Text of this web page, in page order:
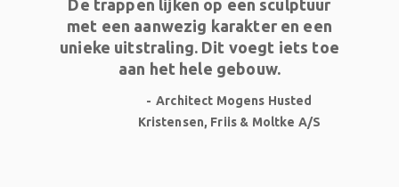
De trappen lijken op een sculptuur
met een aanwezig karakter en een
unieke uitstraling. Dit voegt iets toe
aan het hele gebouw.
Architect Mogens Husted
Kristensen, Friis & Moltke A/S